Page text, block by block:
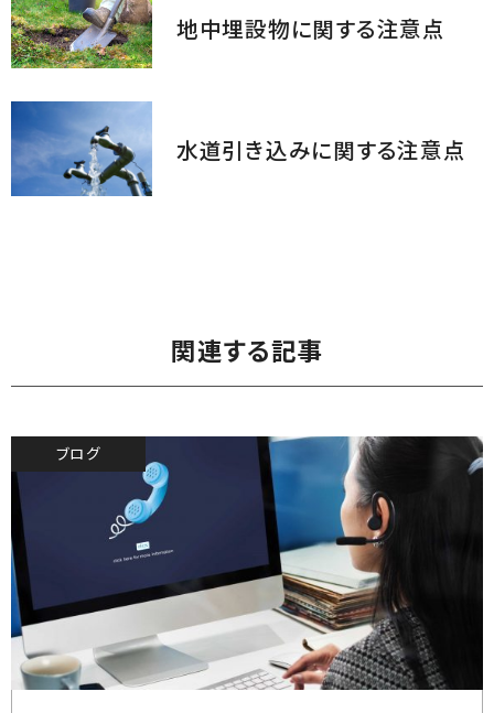
地中埋設物に関する注意点
水道引き込みに関する注意点
関連する記事
ブログ
2019.8.31